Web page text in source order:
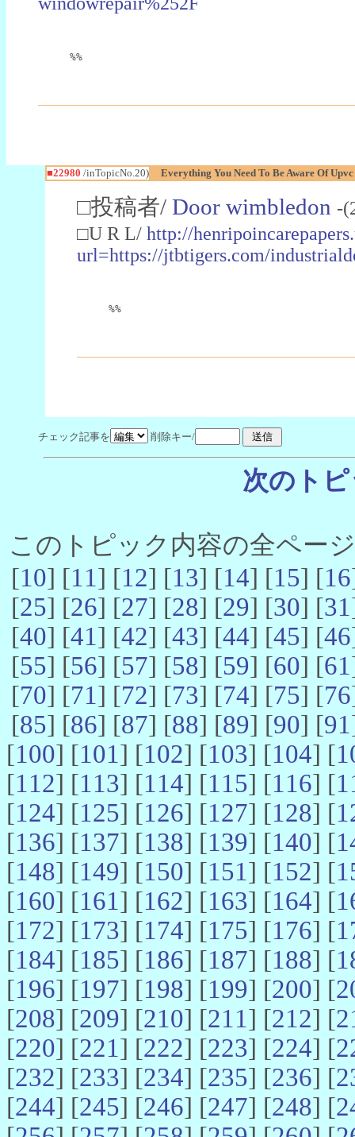
%%
■22980 /inTopicNo.20) Everything You Need To Be Aware Of
□投稿者/ Door wimbledon -
□U R L/ http://
url=https://jtbtigers.com/
%%
チェック記事を 削除キー/
次のト
このトピック内容の全ペー
[10] [11] [12] [13] [14] [15] [16
[25] [26] [27] [28] [29] [30] [31
[40] [41] [42] [43] [44] [45] [46
[55] [56] [57] [58] [59] [60] [61
[70] [71] [72] [73] [74] [75] [76
[85] [86] [87] [88] [89] [90] [91
[100] [101] [102] [103] [104] [
[112] [113] [114] [115] [116] [
[124] [125] [126] [127] [128] [
[136] [137] [138] [139] [140] [
[148] [149] [150] [151] [152] [
[160] [161] [162] [163] [164] [
[172] [173] [174] [175] [176] [
[184] [185] [186] [187] [188] [
[196] [197] [198] [199] [200] [
[208] [209] [210] [211] [212] [
[220] [221] [222] [223] [224] [
[232] [233] [234] [235] [236] [
[244] [245] [246] [247] [248] [